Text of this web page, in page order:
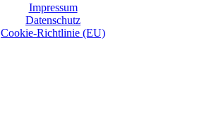
Impressum
Datenschutz
Cookie-Richtlinie (EU)